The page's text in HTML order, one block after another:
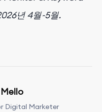
년 4월~5월.
Digital Marketer